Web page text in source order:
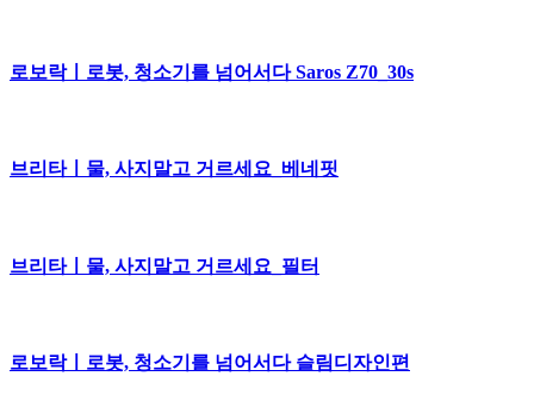
로보락ㅣ로봇, 청소기를 넘어서다 Saros Z70_30s
브리타ㅣ물, 사지말고 거르세요_베네핏
브리타ㅣ물, 사지말고 거르세요_필터
로보락ㅣ로봇, 청소기를 넘어서다 슬림디자인편